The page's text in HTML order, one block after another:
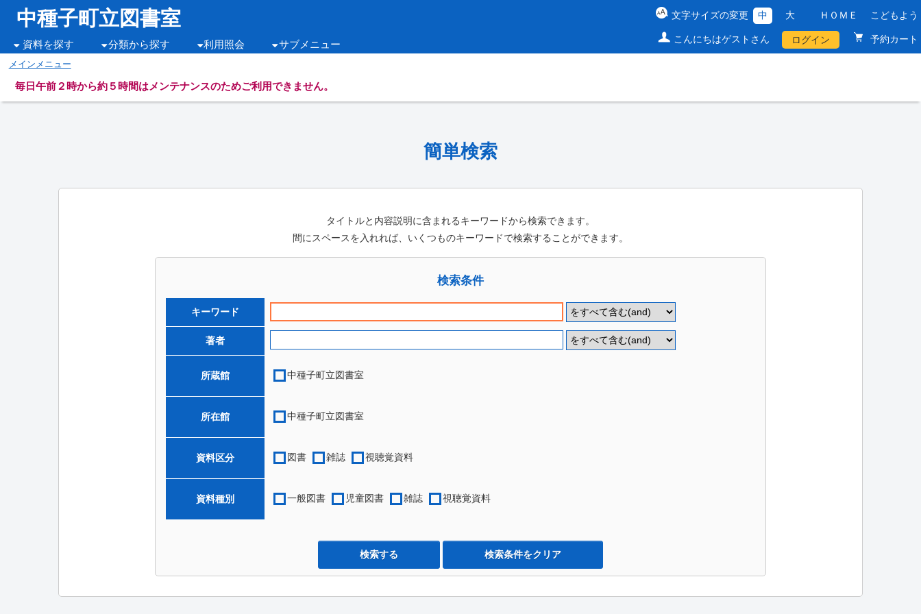
中種子町立図書室
資料を探す 分類から探す 利用照会 サブメニュー
文字サイズの変更 中 大 ＨＯＭＥ こどもよう
こんにちはゲストさん ログイン 予約カート
メインメニュー
毎日午前２時から約５時間はメンテナンスのためご利用できません。
簡単検索
タイトルと内容説明に含まれるキーワードから検索できます。
間にスペースを入れれば、いくつものキーワードで検索することができます。
検索条件
キーワード
著者
所蔵館 中種子町立図書室
所在館 中種子町立図書室
資料区分 図書 雑誌 視聴覚資料
資料種別 一般図書 児童図書 雑誌 視聴覚資料
検索する 検索条件をクリア